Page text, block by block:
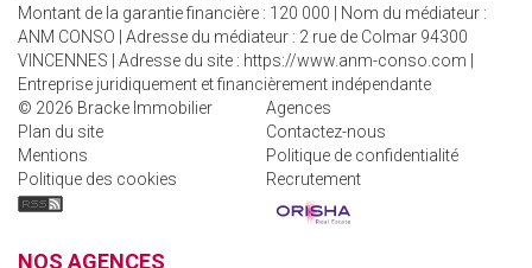
Montant de la garantie financière : 120 000 | Nom du médiateur :
ANM CONSO | Adresse du médiateur : 2 rue de Colmar 94300
VINCENNES | Adresse du site : https://www.anm-conso.com
Entreprise juridiquement et financièrement indépendante
© 2026 Bracke Immobilier
Agences
Plan du site
Contactez-nous
Mentions
Politique de confidentialité
Politique des cookies
Recrutement
NOS AGENCES